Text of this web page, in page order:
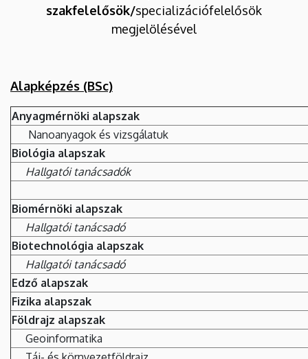
szakfelelősök/specializációfelelősök
megjelölésével
Alapképzés (BSc)
Anyagmérnöki alapszak
Nanoanyagok és vizsgálatuk
Biológia alapszak
Hallgatói tanácsadók
Biomérnöki alapszak
Hallgatói tanácsadó
Biotechnológia alapszak
Hallgatói tanácsadó
Edző alapszak
Fizika alapszak
Földrajz alapszak
Geoinformatika